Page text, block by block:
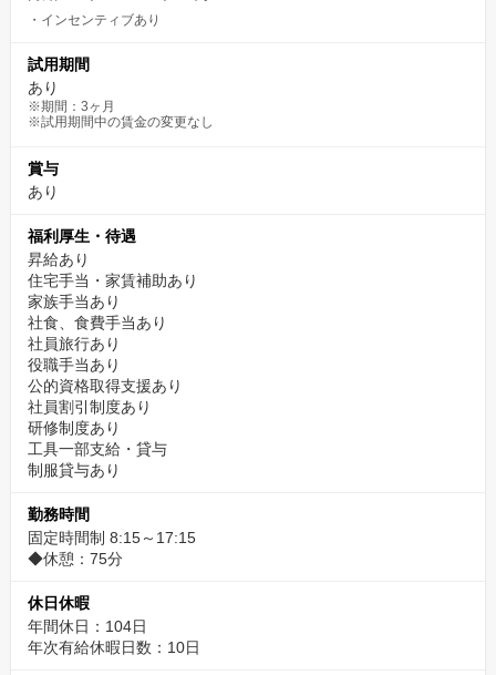
・インセンティブあり
試用期間
あり
※期間：3ヶ月
※試用期間中の賃金の変更なし
賞与
あり
福利厚生・待遇
昇給あり
住宅手当・家賃補助あり
家族手当あり
社食、食費手当あり
社員旅行あり
役職手当あり
公的資格取得支援あり
社員割引制度あり
研修制度あり
工具一部支給・貸与
制服貸与あり
勤務時間
固定時間制 8:15～17:15
◆休憩：75分
休日休暇
年間休日：104日
年次有給休暇日数：10日